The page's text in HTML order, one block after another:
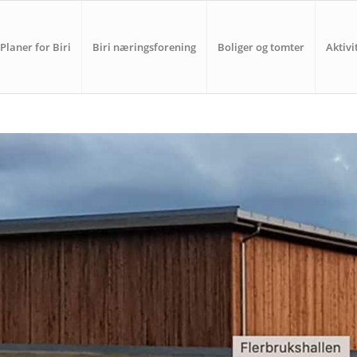
Planer for Biri Biri næringsforening Boliger og tomter